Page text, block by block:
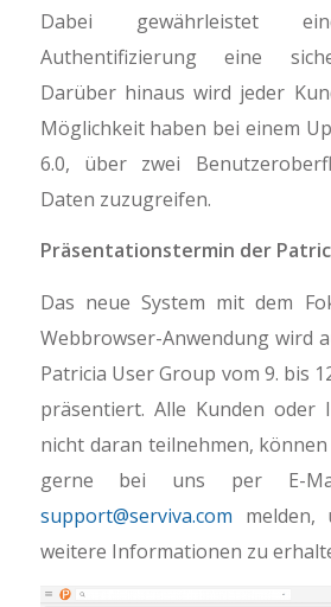
Dabei gewährleistet
Authentifizierung eine
Darüber hinaus wird jeder
Möglichkeit haben bei einem
6.0, über zwei
Daten zuzugreifen.
Präsentationstermin der
Das neue System mit dem
Webbrowser-Anwendung wird
Patricia User Group vom 9. bis
präsentiert. Alle Kunden oder
nicht daran teilnehmen,
gerne bei uns per E-
support@serviva.com melden,
weitere Informationen zu